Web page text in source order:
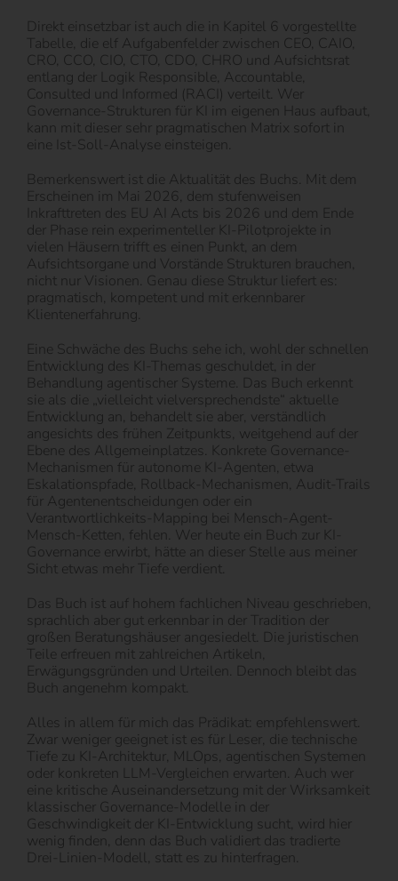
Direkt einsetzbar ist auch die in Kapitel 6 vorgestellte
Tabelle, die elf Aufgabenfelder zwischen CEO, CAIO,
CRO, CCO, CIO, CTO, CDO, CHRO und Aufsichtsrat
entlang der Logik Responsible, Accountable,
Consulted und Informed (RACI) verteilt. Wer
Governance-Strukturen für KI im eigenen Haus aufbaut,
kann mit dieser sehr pragmatischen Matrix sofort in
eine Ist-Soll-Analyse einsteigen.
Bemerkenswert ist die Aktualität des Buchs. Mit dem
Erscheinen im Mai 2026, dem stufenweisen
Inkrafttreten des EU AI Acts bis 2026 und dem Ende
der Phase rein experimenteller KI-Pilotprojekte in
vielen Häusern trifft es einen Punkt, an dem
Aufsichtsorgane und Vorstände Strukturen brauchen,
nicht nur Visionen. Genau diese Struktur liefert es:
pragmatisch, kompetent und mit erkennbarer
Klientenerfahrung.
Eine Schwäche des Buchs sehe ich, wohl der schnellen
Entwicklung des KI-Themas geschuldet, in der
Behandlung agentischer Systeme. Das Buch erkennt
sie als die „vielleicht vielversprechendste“ aktuelle
Entwicklung an, behandelt sie aber, verständlich
angesichts des frühen Zeitpunkts, weitgehend auf der
Ebene des Allgemeinplatzes. Konkrete Governance-
Mechanismen für autonome KI-Agenten, etwa
Eskalationspfade, Rollback-Mechanismen, Audit-Trails
für Agentenentscheidungen oder ein
Verantwortlichkeits-Mapping bei Mensch-Agent-
Mensch-Ketten, fehlen. Wer heute ein Buch zur KI-
Governance erwirbt, hätte an dieser Stelle aus meiner
Sicht etwas mehr Tiefe verdient.
Das Buch ist auf hohem fachlichen Niveau geschrieben,
sprachlich aber gut erkennbar in der Tradition der
großen Beratungshäuser angesiedelt. Die juristischen
Teile erfreuen mit zahlreichen Artikeln,
Erwägungsgründen und Urteilen. Dennoch bleibt das
Buch angenehm kompakt.
Alles in allem für mich das Prädikat: empfehlenswert.
Zwar weniger geeignet ist es für Leser, die technische
Tiefe zu KI-Architektur, MLOps, agentischen Systemen
oder konkreten LLM-Vergleichen erwarten. Auch wer
eine kritische Auseinandersetzung mit der Wirksamkeit
klassischer Governance-Modelle in der
Geschwindigkeit der KI-Entwicklung sucht, wird hier
wenig finden, denn das Buch validiert das tradierte
Drei-Linien-Modell, statt es zu hinterfragen.